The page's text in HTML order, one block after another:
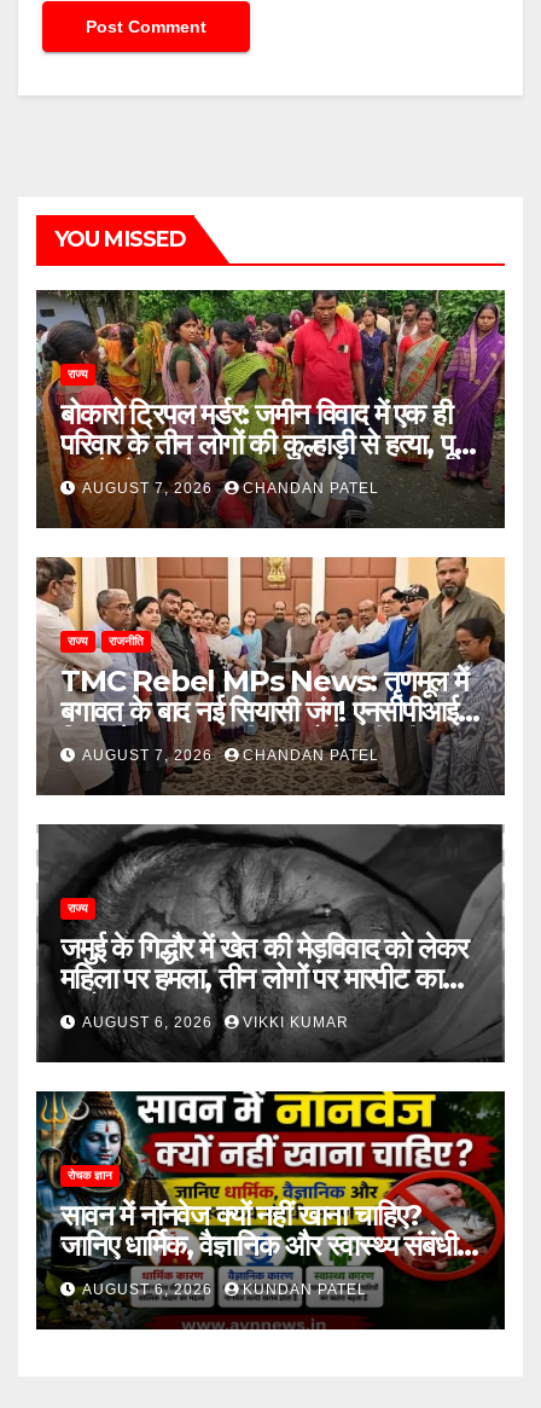
YOU MISSED
राज्य
बोकारो ट्रिपल मर्डर: जमीन विवाद में एक ही
परिवार के तीन लोगों की कुल्हाड़ी से हत्या, पूरे
इलाके में दहशत
AUGUST 7, 2026 CHANDAN PATEL
राज्य राजनीति
TMC Rebel MPs News: तृणमूल में
बगावत के बाद नई सियासी जंग! एनसीपीआई में
विलय के बावजूद बागी सांसदों में बढ़ी खींचतान,
भाजपा को लेकर भी दो राय
AUGUST 7, 2026 CHANDAN PATEL
राज्य
जमुई के गिद्धौर में खेत की मेड़विवाद को लेकर
महिला पर हमला, तीन लोगों पर मारपीट का
आरोप
AUGUST 6, 2026 VIKKI KUMAR
रोचक ज्ञान
सावन में नॉनवेज क्यों नहीं खाना चाहिए?
जानिए धार्मिक, वैज्ञानिक और स्वास्थ्य संबंधी
कारण..
AUGUST 6, 2026 KUNDAN PATEL